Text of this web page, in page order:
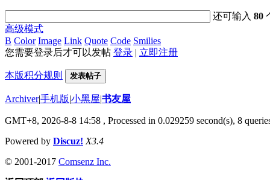
还可输入80
高级模式
B Color Image Link Quote Code Smilies
您需要登录后才可以发帖 登录 | 立即注册
本版积分规则 发表帖子
Archiver|手机版|小黑屋|书友屋
GMT+8, 2026-8-8 14:58 , Processed in 0.029259 second(s), 8
Powered by Discuz! X3.4
© 2001-2017 Comsenz Inc.